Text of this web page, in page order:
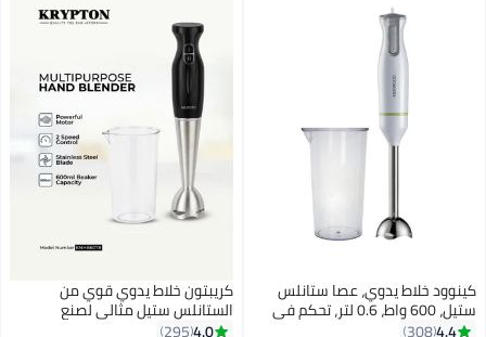
كينوود خلاط يدوي، عصا ستانلس
ستيل، 600 واط، 0.6 لتر، تحكم في
السرعة المتغيرة، وظيفة التربو،
#10 في الخلاطات اليدوية
كريبتون خلاط يدوي قوي من
الستانلس ستيل مثالي لصنع